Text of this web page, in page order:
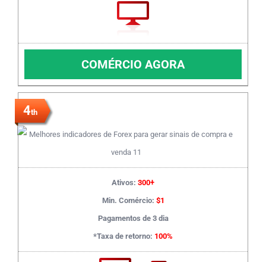
COMÉRCIO AGORA
4th
Ativos: 300+
Min. Comércio: $1
Pagamentos de 3 dia
*Taxa de retorno: 100%